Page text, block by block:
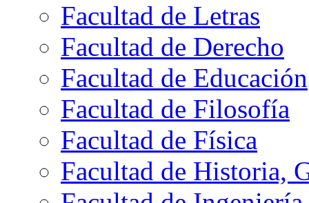
Facultad de Letras
Facultad de Derecho
Facultad de Educación
Facultad de Filosofía
Facultad de Física
Facultad de Historia,